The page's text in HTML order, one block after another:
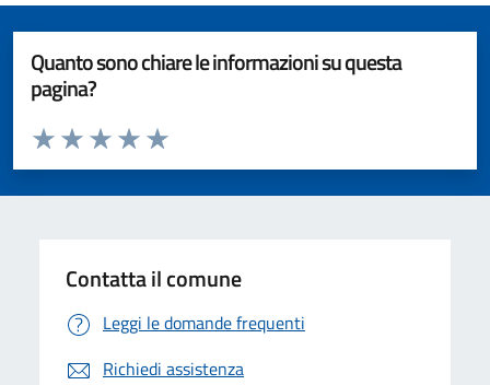
Quanto sono chiare le informazioni su questa
pagina?
Valuta da 1 a 5 stelle la pagina
Valuta 5 stelle su 5
Valuta 4 stelle su 5
Valuta 3 stelle su 5
Valuta 2 stelle su 5
Valuta 1 stelle su 5
Contatta il comune
Leggi le domande frequenti
Richiedi assistenza